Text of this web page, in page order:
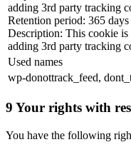
adding 3rd party tracking
Retention period: 365 days
Description: This cookie is
adding 3rd party tracking
Used names
wp-donottrack_feed,
9 Your rights with
You have the following